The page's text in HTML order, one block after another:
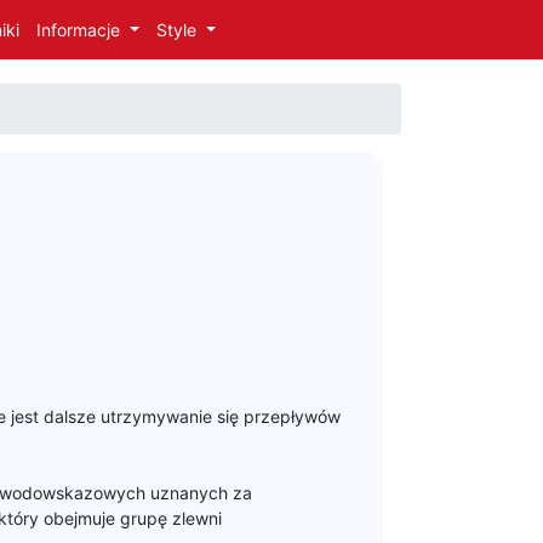
Informacje Style
dalsze utrzymywanie się przepływów
uznanych za
obejmuje grupę zlewni